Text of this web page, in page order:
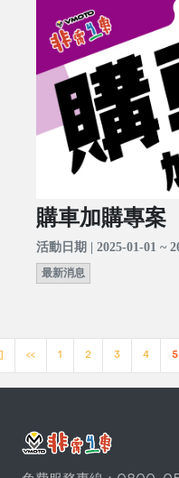
購車加購專案
活動日期 | 2025-01-01 ~
最新消息
<< 1 2 3 4 5